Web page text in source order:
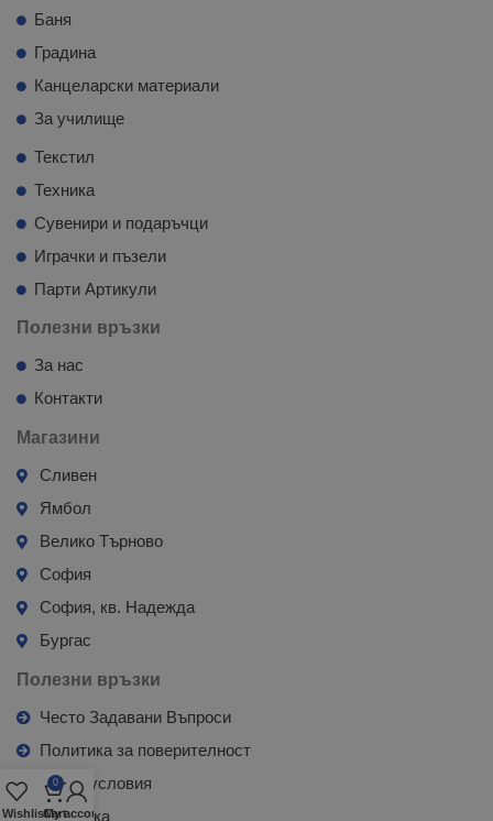
Баня
Градина
Канцеларски материали
За училище
Текстил
Техника
Сувенири и подаръчци
Играчки и пъзели
Парти Артикули
Полезни връзки
За нас
Контакти
Магазини
Сливен
Ямбол
Велико Търново
София
София, кв. Надежда
Бургас
Полезни връзки
Често Задавани Въпроси
Политика за поверителност
Общи условия
Доставка
Wishlist
0
Cart
My account